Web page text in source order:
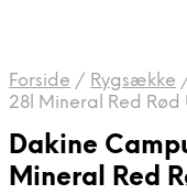
Forside / Rygsække
28l Mineral Red Rød
Dakine
Mineral Red